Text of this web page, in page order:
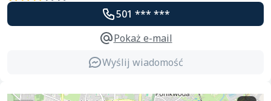
501 *** ***
Pokaż e-mail
Wyślij wiadomość